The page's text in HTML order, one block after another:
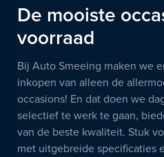
De mooiste
voorraad
Bij Auto Smeeing maken we
inkopen van alleen de
occasions! En dat doen we
selectief te werk te gaan,
van de beste kwaliteit. Stuk
met uitgebreide specificaties